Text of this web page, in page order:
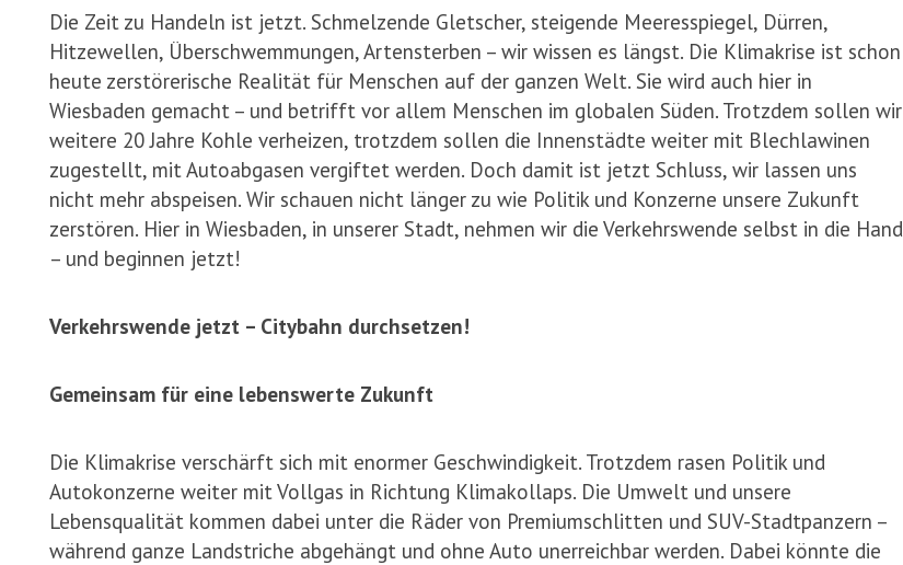
Die Zeit zu Handeln ist jetzt. Schmelzende Gletscher, steigende Meeresspiegel, Dürren,
Hitzewellen, Überschwemmungen, Artensterben – wir wissen es längst. Die Klimakrise ist schon
heute zerstörerische Realität für Menschen auf der ganzen Welt. Sie wird auch hier in
Wiesbaden gemacht – und betrifft vor allem Menschen im globalen Süden. Trotzdem sollen wir
weitere 20 Jahre Kohle verheizen, trotzdem sollen die Innenstädte weiter mit Blechlawinen
zugestellt, mit Autoabgasen vergiftet werden. Doch damit ist jetzt Schluss, wir lassen uns
nicht mehr abspeisen. Wir schauen nicht länger zu wie Politik und Konzerne unsere Zukunft
zerstören. Hier in Wiesbaden, in unserer Stadt, nehmen wir die Verkehrswende selbst in die Hand
– und beginnen jetzt!
Verkehrswende jetzt – Citybahn durchsetzen!
Gemeinsam für eine lebenswerte Zukunft
Die Klimakrise verschärft sich mit enormer Geschwindigkeit. Trotzdem rasen Politik und
Autokonzerne weiter mit Vollgas in Richtung Klimakollaps. Die Umwelt und unsere
Lebensqualität kommen dabei unter die Räder von Premiumschlitten und SUV-Stadtpanzern –
während ganze Landstriche abgehängt und ohne Auto unerreichbar werden. Dabei könnte die